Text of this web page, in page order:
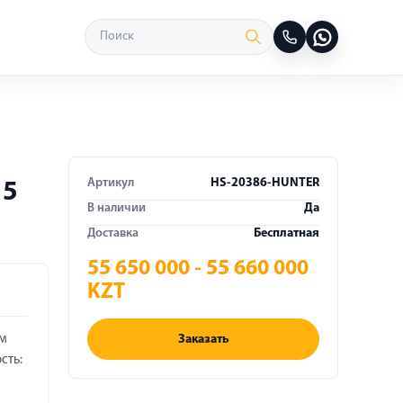
Артикул
HS-20386-HUNTER
В наличии
Да
Доставка
Бесплатная
55 650 000 - 55 660 000
KZT
Заказать